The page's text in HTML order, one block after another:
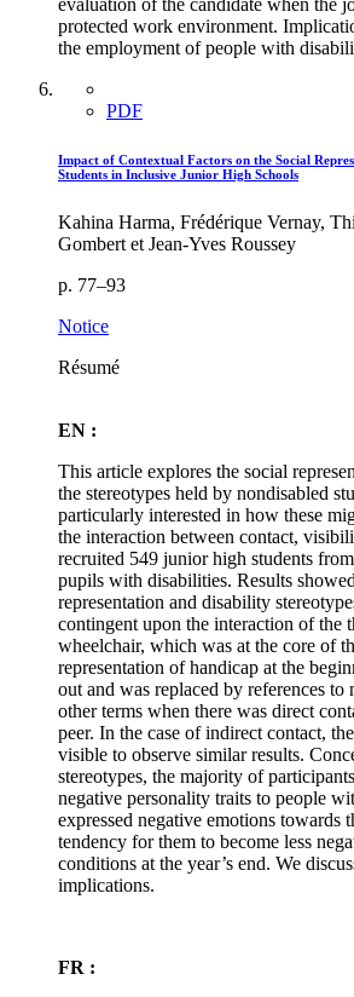
evaluation of the candidate when the
protected work environment.
the employment of people with
PDF
Impact of Contextual Factors on the Social
Students in Inclusive Junior High Schools
Kahina Harma, Frédérique Vernay,
Gombert et Jean-Yves Roussey
p. 77–93
Notice
Résumé
EN :
This article explores the social
the stereotypes held by nondisabled
particularly interested in how these
the interaction between contact,
recruited 549 junior high students
pupils with disabilities. Results
representation and disability
contingent upon the interaction of the
wheelchair, which was at the core of
representation of handicap at the
out and was replaced by references
other terms when there was direct
peer. In the case of indirect contact,
visible to observe similar results.
stereotypes, the majority of
negative personality traits to people
expressed negative emotions towards
tendency for them to become less
conditions at the year’s end. We
implications.
FR :